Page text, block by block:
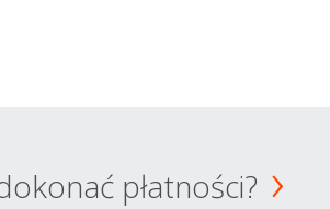
płatności?